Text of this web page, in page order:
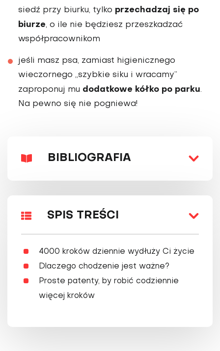
siedź przy biurku, tylko przechadzaj się po
biurze, o ile nie będziesz przeszkadzać
współpracownikom
jeśli masz psa, zamiast higienicznego
wieczornego „szybkie siku i wracamy”
zaproponuj mu dodatkowe kółko po parku.
Na pewno się nie pogniewa!
BIBLIOGRAFIA
SPIS TREŚCI
4000 kroków dziennie wydłuży Ci życie
Dlaczego chodzenie jest ważne?
Proste patenty, by robić codziennie
więcej kroków